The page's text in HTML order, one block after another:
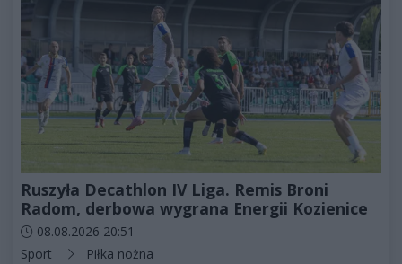
Ruszyła Decathlon IV Liga. Remis Broni
Radom, derbowa wygrana Energii Kozienice
Data dodania artykułu:
08.08.2026 20:51
Kategorie artykułu:
Sport Piłka nożna